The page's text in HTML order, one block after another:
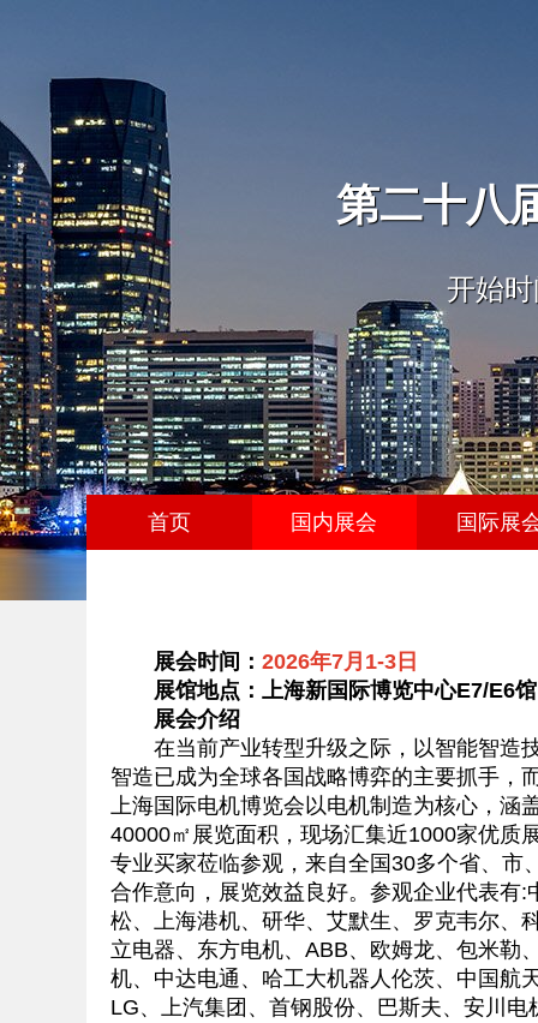
第二十八
开始
首页 国内展会 国际展
展会时间： 2026年7月1-3日
展馆地点：上海新国际博览中心E7/E6馆
展会介绍
在当前产业转型升级之际，以智能智造技
智造已成为全球各国战略博弈的主要抓手，
上海国际电机博览会以电机制造为核心，涵
40000㎡展览面积，现场汇集近1000家优质
专业买家莅临参观，来自全国30多个省、市
合作意向，展览效益良好。参观企业代表有
松、上海港机、研华、艾默生、罗克韦尔、
立电器、东方电机、ABB、欧姆龙、包米勒
机、中达电通、哈工大机器人伦茨、中国航
LG、上汽集团、首钢股份、巴斯夫、安川